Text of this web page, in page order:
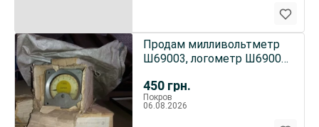
450 грн.
Продам милливольтметр
Ш69003, логометр Ш69003
Покров
06.08.2026